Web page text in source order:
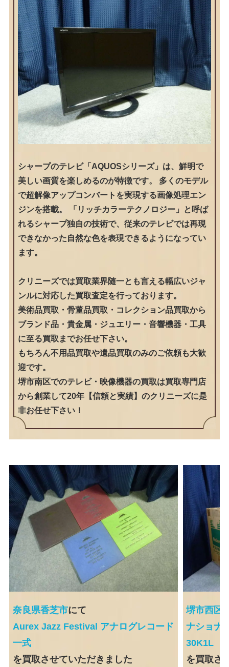
シャープのテレビ「AQUOSシリーズ」は、鮮明で
美しい画質を楽しめるのが特徴です。 多くのモデル
で超解像アップコンバートを実現する画像処理エン
ジンを搭載。 「リッチカラーテクノロジー」と呼ば
れるシャープ独自の技術で、従来のテレビでは再現
できなかった自然な色を表現できるようになってい
ます。
クリニーズでは買取業界随一とも言える幅広いジャ
ンルに対応した買取査定を行っております。
美術品買取・骨董品買取・コレクション品買取から
ブランド品・貴金属・ジュエリー・音響機器・工具
に至る買取までお任せ下さい。
もちろん不用品買取や遺品買取のみのご依頼も大歓
迎です。
堺市南区でのテレビ・映像機器の買取は買取専門店
から創業して20年【信頼と実績】のクリニーズに是
非お任せ下さい！
奈良県香芝市にて
Aurex Jazz Festival アナログレコード
一式
を買取させていただきました
堺市西区
ナショナ
30K1L
を買取さ